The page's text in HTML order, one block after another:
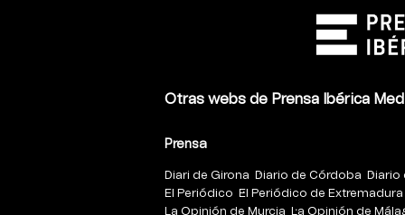
Otras webs de Prensa Ibérica
Prensa
Diari de Girona Diario de Córdoba Diario
El Periódico
El Periódico de Extremadura
La Opinión de Murcia
La Opinión de